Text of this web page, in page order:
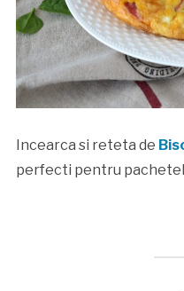
Incearca si reteta de
perfecti pentru